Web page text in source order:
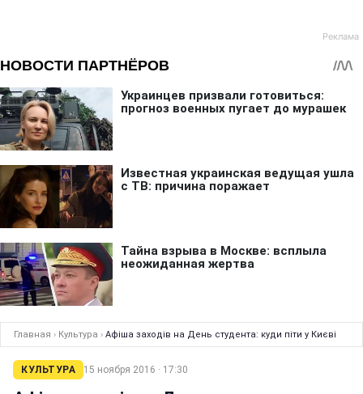
Главная › Культура › Афіша заходів на День студента: куди піти у Києві
КУЛЬТУРА 15 ноября 2016 · 17:30